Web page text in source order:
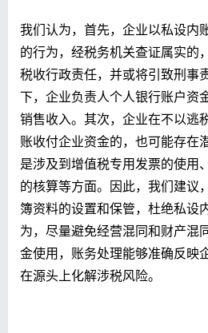
我们认为，首先，企业以私设内
的行为，经税务机关查证属实的
税收行政责任，并或将引致刑事
下，企业负责人个人银行账户资
销售收入。其次，企业在不以逃
账收付企业资金的，也可能存在
是涉及到增值税专用发票的使用
的核算等方面。因此，我们建议
簿资料的设置和保管，杜绝私设
为，尽量避免经营混同和财产混
金使用，账务处理能够准确反映
在源头上化解涉税风险。